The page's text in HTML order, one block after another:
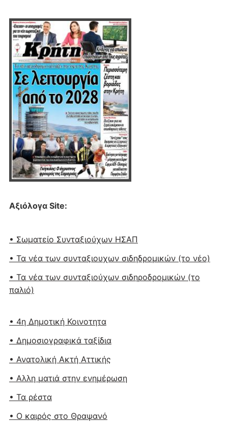
Αξιόλογα Site:
• Σωματείο Συνταξιούχων ΗΣΑΠ
• Τα νέα των συνταξιουχων σιδηδρομικών (το νέο)
• Τα νέα των συνταξιούχων σιδηροδρομικών (το
παλιό)
• 4η Δημοτική Κοινοτητα
• Δημοσιογραφικά ταξίδια
• Ανατολική Ακτή Αττικής
• Αλλη ματιά στην ενημέρωση
• Τα ρέστα
• Ο καιρός στο Θραψανό